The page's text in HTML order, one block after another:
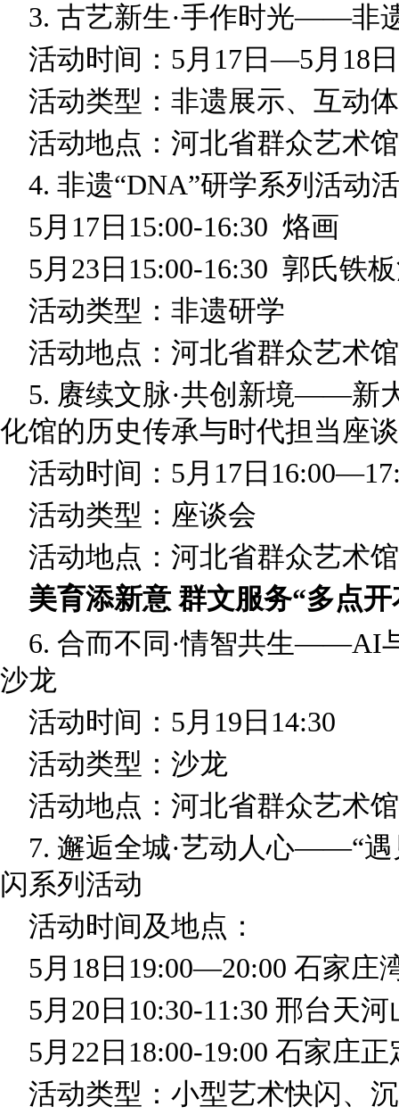
3. 古艺新生·手作时光——非
活动时间：5月17日—5月18
活动类型：非遗展示、互动
活动地点：河北省群众艺术
4. 非遗“DNA”研学系列活动
5月17日15:00-16:30
5月23日15:00-16:30 郭氏铁
活动类型：非遗研学
活动地点：河北省群众艺术
5. 赓续文脉·共创新境——新
化馆的历史传承与时代担当座
活动时间：5月17日
活动类型：座谈会
活动地点：河北省群众艺术
美育添新意 群文服务“多点开
6. 合而不同·情智共生——AI
沙龙
活动时间：5月19日14:30
活动类型：沙龙
活动地点：河北省群众艺术
7. 邂逅全城·艺动人心——“遇
闪系列活动
活动时间及地点：
5月18日19:00—20:00 石家庄
5月20日10:30-11:30 邢台天
5月22日18:00-19:00 石家庄
活动类型：小型艺术快闪、